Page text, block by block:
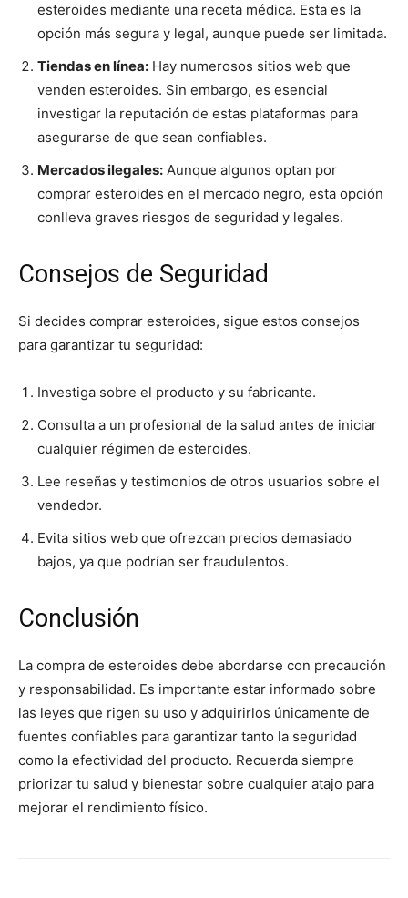
esteroides mediante una receta médica. Esta es la
opción más segura y legal, aunque puede ser limitada.
Tiendas en línea: Hay numerosos sitios web que
venden esteroides. Sin embargo, es esencial
investigar la reputación de estas plataformas para
asegurarse de que sean confiables.
Mercados ilegales: Aunque algunos optan por
comprar esteroides en el mercado negro, esta opción
conlleva graves riesgos de seguridad y legales.
Consejos de Seguridad
Si decides comprar esteroides, sigue estos consejos
para garantizar tu seguridad:
Investiga sobre el producto y su fabricante.
Consulta a un profesional de la salud antes de iniciar
cualquier régimen de esteroides.
Lee reseñas y testimonios de otros usuarios sobre el
vendedor.
Evita sitios web que ofrezcan precios demasiado
bajos, ya que podrían ser fraudulentos.
Conclusión
La compra de esteroides debe abordarse con precaución
y responsabilidad. Es importante estar informado sobre
las leyes que rigen su uso y adquirirlos únicamente de
fuentes confiables para garantizar tanto la seguridad
como la efectividad del producto. Recuerda siempre
priorizar tu salud y bienestar sobre cualquier atajo para
mejorar el rendimiento físico.